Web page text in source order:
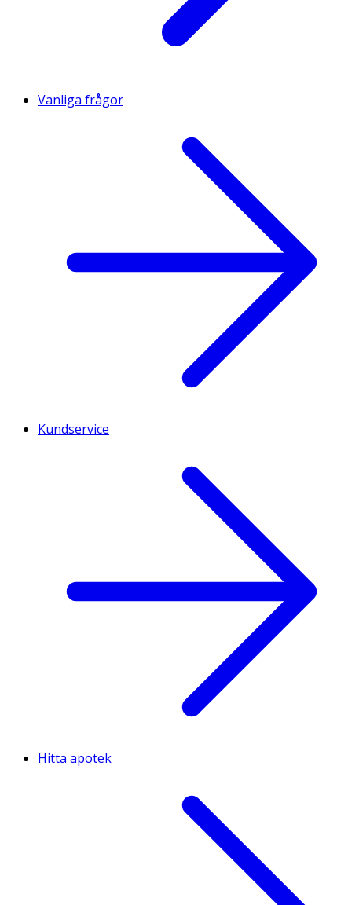
Vanliga frågor
Kundservice
Hitta apotek